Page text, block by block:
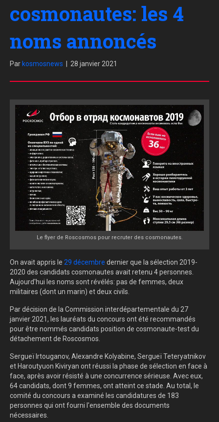
cosmonautes: les 4
noms annoncés
Par kosmosnews 28 janvier 2021
Le flyer de Roscosmos pour recruter des cosmonautes.
On avait appris le 29 décembre dernier que la sélection 2019-
2020 des candidats cosmonautes avait retenu 4 personnes.
Aujourd'hui les noms sont révélés: pas de femmes, deux
militaires (dont un marin) et deux civils.
Par décision de la Commission interdépartementale du 27
janvier 2021, les lauréats du concours ont été recommandés
pour être nommés candidats position de cosmonaute-test du
détachement de Roscosmos.
Sergueï Irtouganov, Alexandre Kolyabine, Sergueï Teteryatnikov
et Haroutyuon Kiviryan ont réussi la phase de sélection en face à
face, après avoir résisté à une concurrence sérieuse. Avec eux,
64 candidats, dont 9 femmes, ont atteint ce stade. Au total, le
comité du concours a examiné les candidatures de 183
personnes qui ont fourni l'ensemble des documents
nécessaires.